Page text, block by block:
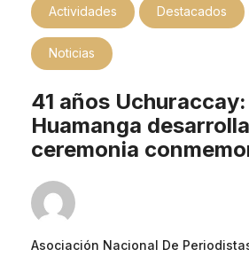
Actividades Destacados
Noticias
41 años
Huamanga desarrolla
ceremonia
Asociación Nacional De